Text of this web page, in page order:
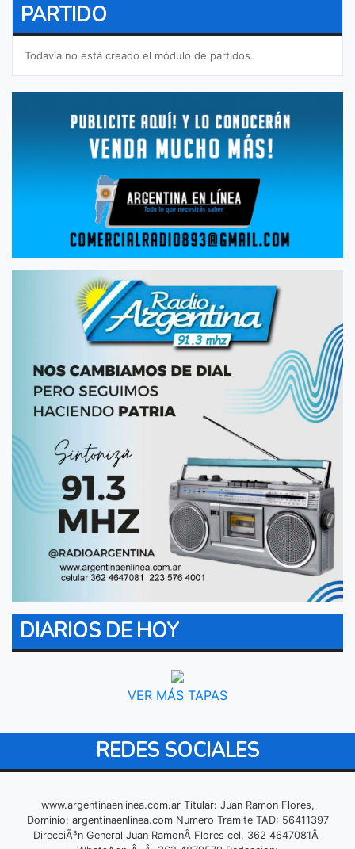
PARTIDO
Todavía no está creado el módulo de partidos.
DIARIOS DE HOY
VER MÁS TAPAS
REDES SOCIALES
www.argentinaenlinea.com.ar Titular: Juan Ramon Flores,
Dominio: argentinaenlinea.com Numero Tramite TAD: 56411397
DirecciÃ³n General Juan RamonÂ Flores cel. 362 4647081Â